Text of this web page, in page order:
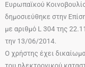
Ευρωπαϊκού
δημοσιεύθηκε στην
με αριθμό L 304 της
την 13/06/2014.
Ο χρήστης έχει